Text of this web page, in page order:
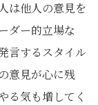
は他人の意見を
ダー的立場な
言するスタイル
意見が心に残
る気も増してく